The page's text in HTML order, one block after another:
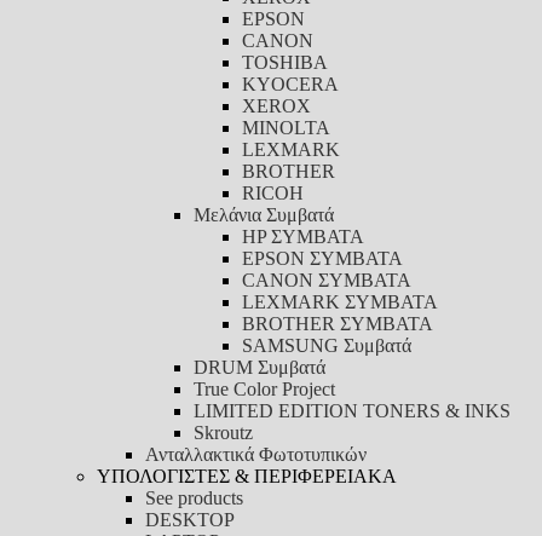
EPSON
CANON
TOSHIBA
KYOCERA
XEROX
MINOLTA
LEXMARK
BROTHER
RICOH
Μελάνια Συμβατά
HP ΣΥΜΒΑΤΑ
EPSON ΣΥΜΒΑΤΑ
CANON ΣΥΜΒΑΤΑ
LEXMARK ΣΥΜΒΑΤΑ
BROTHER ΣΥΜΒΑΤΑ
SAMSUNG Συμβατά
DRUM Συμβατά
True Color Project
LIMITED EDITION TONERS & INKS
Skroutz
Ανταλλακτικά Φωτοτυπικών
ΥΠΟΛΟΓΙΣΤΕΣ & ΠΕΡΙΦΕΡΕΙΑΚΑ
See products
DESKTOP